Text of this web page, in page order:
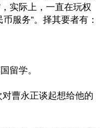
实际上，一直在玩权
服务”。择其要者有：
留学。
曹永正谈起想给他的